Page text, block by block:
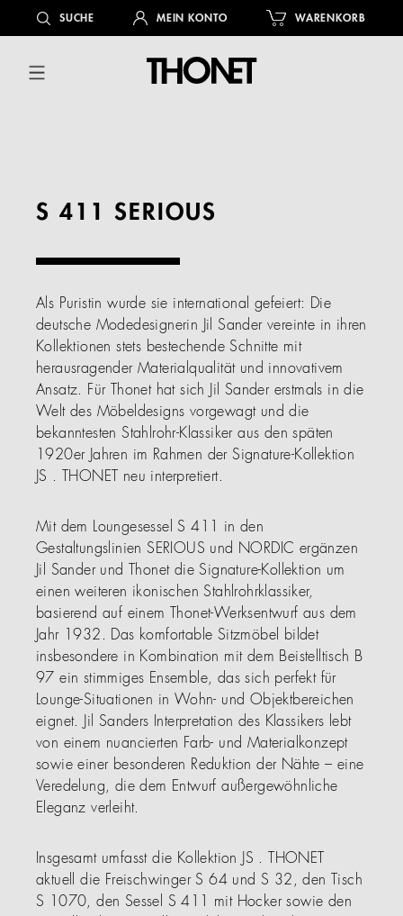
springenSUCHE MEIN KONTO WARENKORB
S 411 SERIOUS
Als Puristin wurde sie international gefeiert: Die
deutsche Modedesignerin Jil Sander vereinte in ihren
Kollektionen stets bestechende Schnitte mit
herausragender Materialqualität und innovativem
Ansatz. Für Thonet hat sich Jil Sander erstmals in die
Welt des Möbeldesigns vorgewagt und die
bekanntesten Stahlrohr-Klassiker aus den späten
1920er Jahren im Rahmen der Signature-Kollektion
JS . THONET neu interpretiert.
Mit dem Loungesessel S 411 in den
Gestaltungslinien SERIOUS und NORDIC ergänzen
Jil Sander und Thonet die Signature-Kollektion um
einen weiteren ikonischen Stahlrohrklassiker,
basierend auf einem Thonet-Werksentwurf aus dem
Jahr 1932. Das komfortable Sitzmöbel bildet
insbesondere in Kombination mit dem Beistelltisch B
97 ein stimmiges Ensemble, das sich perfekt für
Lounge-Situationen in Wohn- und Objektbereichen
eignet. Jil Sanders Interpretation des Klassikers lebt
von einem nuancierten Farb- und Materialkonzept
sowie einer besonderen Reduktion der Nähte – eine
Veredelung, die dem Entwurf außergewöhnliche
Eleganz verleiht.
Insgesamt umfasst die Kollektion JS . THONET
aktuell die Freischwinger S 64 und S 32, den Tisch
S 1070, den Sessel S 411 mit Hocker sowie den